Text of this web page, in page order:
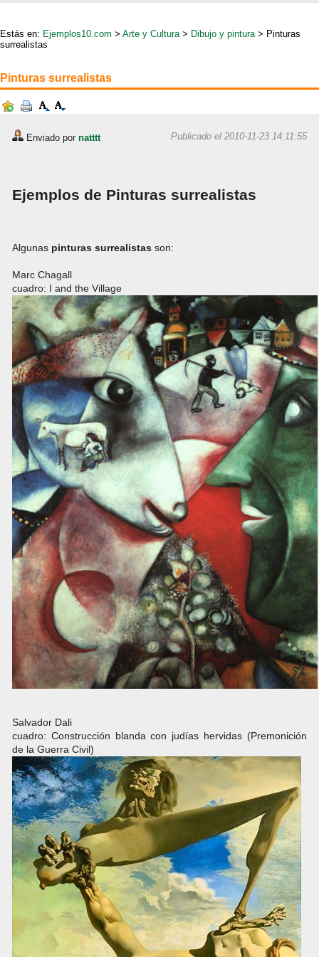
Estás en: Ejemplos10.com > Arte y Cultura> Dibujo y pintura> Pinturas
surrealistas
Pinturas surrealistas
Enviado por natttt Publicado el 2010-11-23 14:11:55
Ejemplos de Pinturas surrealistas
Algunas pinturas surrealistas son:
Marc Chagall
cuadro: I and the Village
Salvador Dali
cuadro: Construcción blanda con judías hervidas (Premonición
de la Guerra Civil)